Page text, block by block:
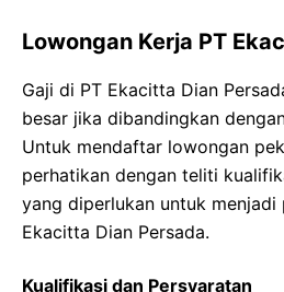
Lowongan Kerja PT
Gaji di PT Ekacitta Dian
besar jika dibandingkan
Untuk mendaftar lowongan
perhatikan dengan teliti
yang diperlukan untuk menjadi
Ekacitta Dian Persada.
Kualifikasi dan Persyaratan